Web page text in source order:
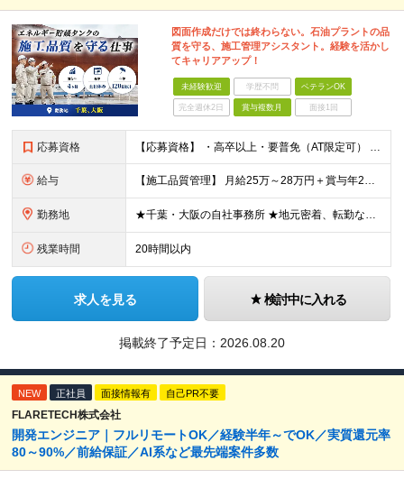
図面作成だけでは終わらない。石油プラントの品
質を守る、施工管理アシスタント。経験を活かし
てキャリアアップ！
未経験歓迎 学歴不問 ベテランOK
完全週休2日 賞与複数月 面接1回
応募資格 【応募資格】 ・高卒以上・要普免（AT限定可） ・AutoCADの経験者 →自社で図面を一部変更する場合があるため。設計分野は不問です。 ・施工図面が読めること 【歓迎する経験】 ◎AutoCADの
給与 【施工品質管理】 月給25万～28万円＋賞与年2回（原則固定支給額4ヵ月分）＋諸手当（残業手当全額など） ※経験・能力・前職給与を考慮して優遇します。 ※残業代は別途全額支給します。 ※試用期間は6
勤務地 ★千葉・大阪の自社事務所 ★地元密着、転勤なし！ ★Ｕ・Iターン歓迎！（面接交通費支給） 【具体的な勤務地】 ※当社堺事務所（大阪）もしくは五井事務所（千葉） ◆堺事務所 （住所） 大阪府堺市堺区
残業時間 20時間以内
求人を見る 検討中に入れる
掲載終了予定日： 2026.08.20
NEW 正社員 面接情報有 自己PR不要
FLARETECH株式会社
開発エンジニア｜フルリモートOK／経験半年～でOK／実質還元率
80～90%／前給保証／AI系など最先端案件多数